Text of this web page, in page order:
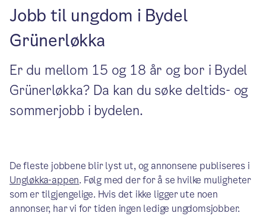
Jobb til ungdom i Bydel
Grünerløkka
Er du mellom 15 og 18 år og bor i Bydel
Grünerløkka? Da kan du søke deltids- og
sommerjobb i bydelen.
De fleste jobbene blir lyst ut, og annonsene publiseres i
Ungløkka-appen. Følg med der for å se hvilke muligheter
som er tilgjengelige. Hvis det ikke ligger ute noen
annonser, har vi for tiden ingen ledige ungdomsjobber.